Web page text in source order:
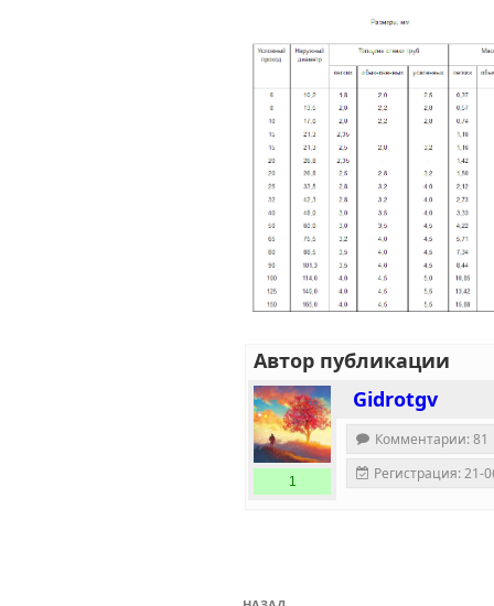
Автор публикации
Gidrotgv
1
Комментарии: 81
Регистрация: 21-
Навигация